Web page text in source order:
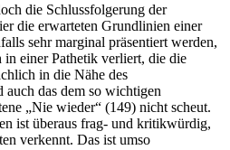
die Schlussfolgerung der
die erwarteten Grundlinien einer
sehr marginal präsentiert werden,
in einer Pathetik verliert, die die
in die Nähe des
das dem so wichtigen
„Nie wieder“ (149) nicht scheut.
ist überaus frag- und kritikwürdig,
verkennt. Das ist umso